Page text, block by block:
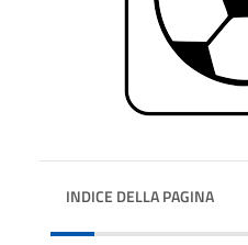
INDICE DELLA PAGINA